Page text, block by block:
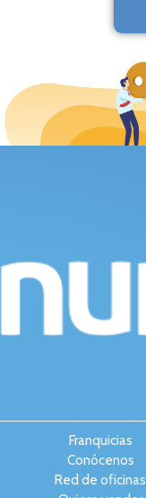
Franquicias
Conócenos
Red de oficinas